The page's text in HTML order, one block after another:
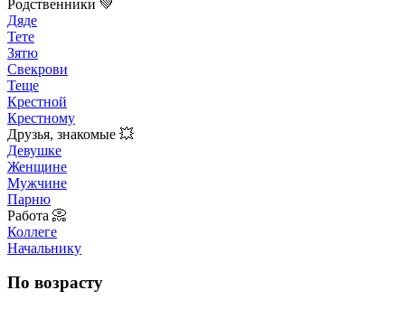
Родственники 💚
Дяде
Тете
Зятю
Свекрови
Теще
Крестной
Крестному
Друзья, знакомые 💥
Девушке
Женщине
Мужчине
Парню
Работа 📀
Коллеге
Начальнику
По возрасту